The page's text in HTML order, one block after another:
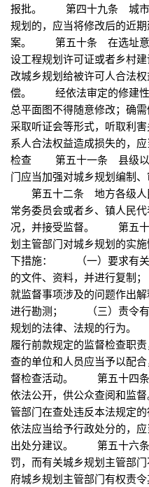
报批。 第四十九条 城市
规划的，应当将修改后的近
案。 第五十条 在选址意
设工程规划许可证或者乡村
改城乡规划给被许可人合法
偿。 经依法审定的修建性
总平面图不得随意修改；确
采取听证会等形式，听取利
系人合法权益造成损失的，
检查 第五十一条 县级以
门应当加强对城乡规划编制
第五十二条 地方各级人
常务委员会或者乡、镇人民
况，并接受监督。 第五十
划主管部门对城乡规划的实
下措施： （一）要求有关
的文件、资料，并进行复
就监督事项涉及的问题作出
进行勘测； （三）责令有
规划的法律、法规的行为
履行前款规定的监督检查职
查的单位和人员应当予以配
督检查活动。 第五十四条
依法公开，供公众查阅和
管部门在查处违反本法规定
依法应当给予行政处分的，
出处分建议。 第五十六条
罚，而有关城乡规划主管部
府城乡规划主管部门有权责